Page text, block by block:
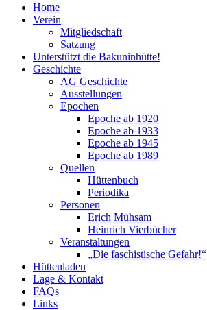
Home
Verein
Mitgliedschaft
Satzung
Unterstützt die Bakuninhütte!
Geschichte
AG Geschichte
Ausstellungen
Epochen
Epoche ab 1920
Epoche ab 1933
Epoche ab 1945
Epoche ab 1989
Quellen
Hüttenbuch
Periodika
Personen
Erich Mühsam
Heinrich Vierbücher
Veranstaltungen
„Die faschistische Gefahr!“
Hüttenladen
Lage & Kontakt
FAQs
Links